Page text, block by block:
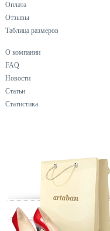
Оплата
Отзывы
Таблица размеров
О компании
FAQ
Новости
Статьи
Статистика